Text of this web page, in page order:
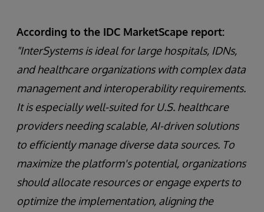
According to the IDC MarketScape report:
"InterSystems is ideal for large hospitals, IDNs,
and healthcare organizations with complex data
management and interoperability requirements.
It is especially well-suited for U.S. healthcare
providers needing scalable, AI-driven solutions
to efficiently manage diverse data sources. To
maximize the platform's potential, organizations
should allocate resources or engage experts to
optimize the implementation, aligning the